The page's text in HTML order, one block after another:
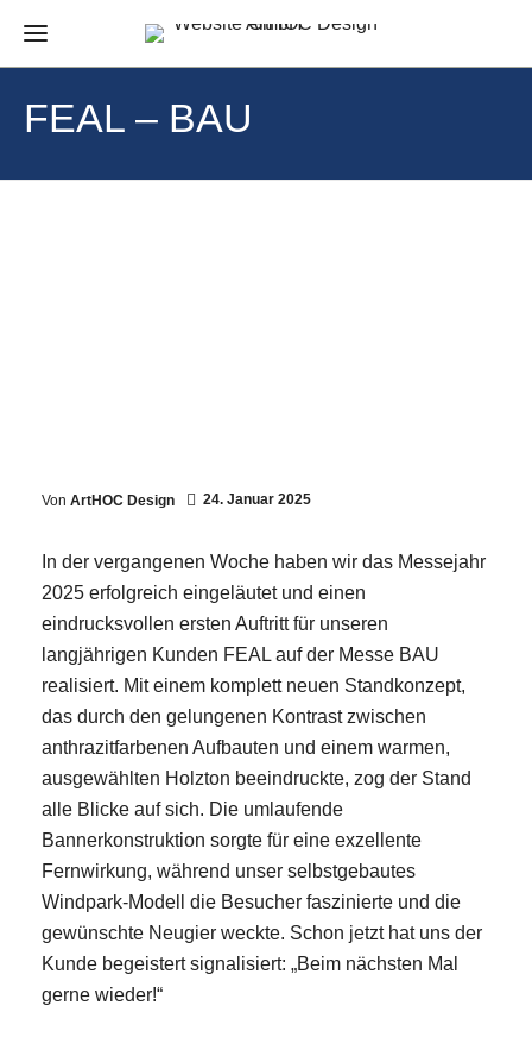
FEAL – BAU
Von ArtHOC Design 24. Januar 2025
In der vergangenen Woche haben wir das Messejahr
2025 erfolgreich eingeläutet und einen
eindrucksvollen ersten Auftritt für unseren
langjährigen Kunden FEAL auf der Messe BAU
realisiert. Mit einem komplett neuen Standkonzept,
das durch den gelungenen Kontrast zwischen
anthrazitfarbenen Aufbauten und einem warmen,
ausgewählten Holzton beeindruckte, zog der Stand
alle Blicke auf sich. Die umlaufende
Bannerkonstruktion sorgte für eine exzellente
Fernwirkung, während unser selbstgebautes
Windpark-Modell die Besucher faszinierte und die
gewünschte Neugier weckte. Schon jetzt hat uns der
Kunde begeistert signalisiert: „Beim nächsten Mal
gerne wieder!“
E-Mail